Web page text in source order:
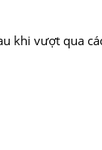
vượt qua